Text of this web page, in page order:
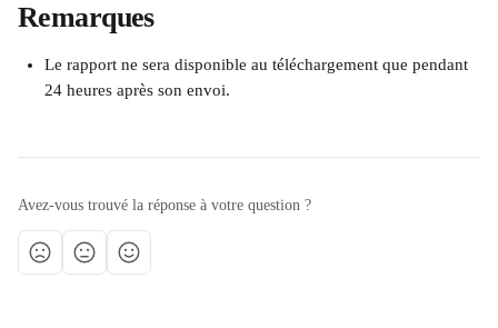
Remarques
Le rapport ne sera disponible au téléchargement que pendant
24 heures après son envoi.
Avez-vous trouvé la réponse à votre question ?